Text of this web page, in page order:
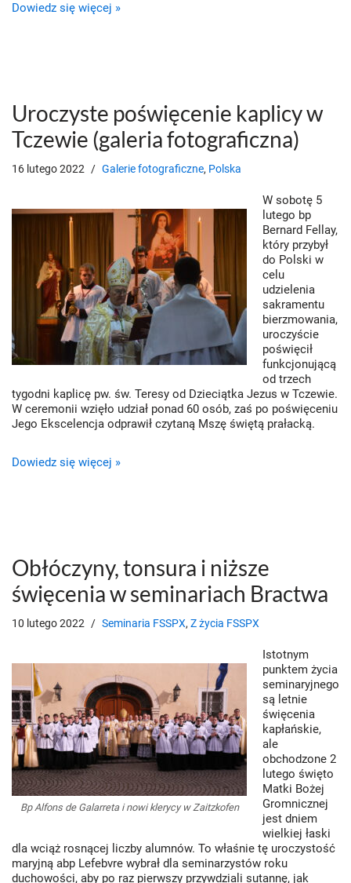
Dowiedz się więcej »
Uroczyste poświęcenie kaplicy w
Tczewie (galeria fotograficzna)
16 lutego 2022 Galerie fotograficzne, Polska
W sobotę 5
lutego bp
Bernard Fellay,
który przybył
do Polski w
celu
udzielenia
sakramentu
bierzmowania,
uroczyście
poświęcił
funkcjonującą
od trzech
tygodni kaplicę pw. św. Teresy od Dzieciątka Jezus w Tczewie.
W ceremonii wzięło udział ponad 60 osób, zaś po poświęceniu
Jego Ekscelencja odprawił czytaną Mszę świętą prałacką.
Dowiedz się więcej »
Obłóczyny, tonsura i niższe
święcenia w seminariach Bractwa
10 lutego 2022 Seminaria FSSPX, Z życia FSSPX
Bp Alfons de Galarreta i nowi klerycy w Zaitzkofen
Istotnym
punktem życia
seminaryjnego
są letnie
święcenia
kapłańskie,
ale
obchodzone 2
lutego święto
Matki Bożej
Gromnicznej
jest dniem
wielkiej łaski
dla wciąż rosnącej liczby alumnów. To właśnie tę uroczystość
maryjną abp Lefebvre wybrał dla seminarzystów roku
duchowości, aby po raz pierwszy przywdziali sutannę, jak